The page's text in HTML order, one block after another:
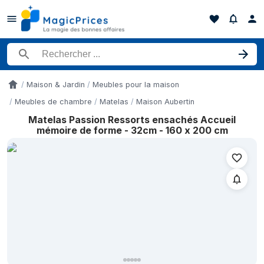
Rechercher un produit
AccueilMaison & Jardin
Meubles pour la maison
Meubles de chambre
Matelas Maison Aubertin
Matelas Passion Ressorts ensachés Accueil
mémoire de forme - 32cm - 160 x 200 cm
Historique des prix de Matelas Passion Ressorts ensachés
Date
13 mai 2026